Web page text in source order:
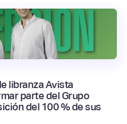
libranza Avista
parte del Grupo
del 100 % de sus